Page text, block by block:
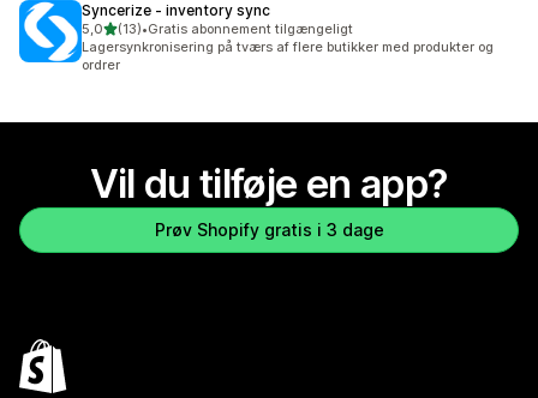
Syncerize ‑ inventory sync
5,0ud af 5 stjerner
(13)
13 anmeldelser i alt
•Gratis abonnement tilgængeligt
Lagersynkronisering på tværs af flere butikker med produkter og
ordrer
Vil du tilføje en app?
Prøv Shopify gratis i 3 dage